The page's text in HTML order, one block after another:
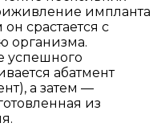
импланта
срастается с
организма.
успешного
абатмент
а затем —
из